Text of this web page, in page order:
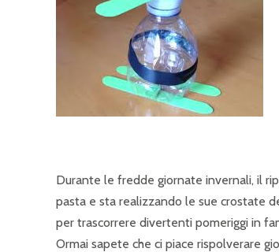
Durante le fredde giornate invernali, il
pasta e sta realizzando le sue crostate
per trascorrere divertenti pomeriggi in
Ormai sapete che ci piace rispolverare